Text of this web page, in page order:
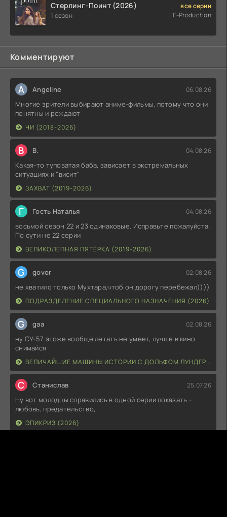
Стерлинг-Поинт (2026)
1 сезон
все серии
LE-Production
Комментируют
A Angeline 06.08.26
Многие зрители выбирают аниме-фильмы, потому что они
понятны и рождают
ЧИ (2018-2026)
В В. 04.08.26
Какая-то туповатая баба, зависает в экстремальных
ситуациях и "висит"
ЗАХВАТ (2019-2026)
Г Гость Наталья 04.08.26
восьмой сезон 22 и 23 одинаковые. Исправьте пожалуйста.
По сути не 22 серии
ВЕЛИКОЛЕПНАЯ ПЯТЁРКА (2019-2026)
G govor 02.08.26
не хватило только Мухтара,чтоб он дорогу перебежал))))
ПОДРАЗДЕЛЕНИЕ СПЕЦИАЛЬНОГО НАЗНАЧЕНИЯ (2026)
G gaa 02.08.26
ну СУ-57 этоже вообще летать не умеет, лучше в кино
снимайся
ВЕЛИЧАЙШИЕ МАШИНЫ ИСТОРИИ С ДОЛЬФОМ ЛУНДГРЕНОМ (2026)
С Станислав 25.07.26
Ну вот молодцы справились в одной серии показать -
любовь, предательство,
ЭПИКРИЗ (2026)